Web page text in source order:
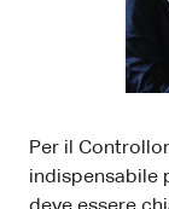
Per il
indispensabile